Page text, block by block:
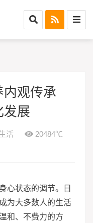
内观传承
发展
活
20484℃
心状态的调节。日
为大多数人的生活
和、不费力的方